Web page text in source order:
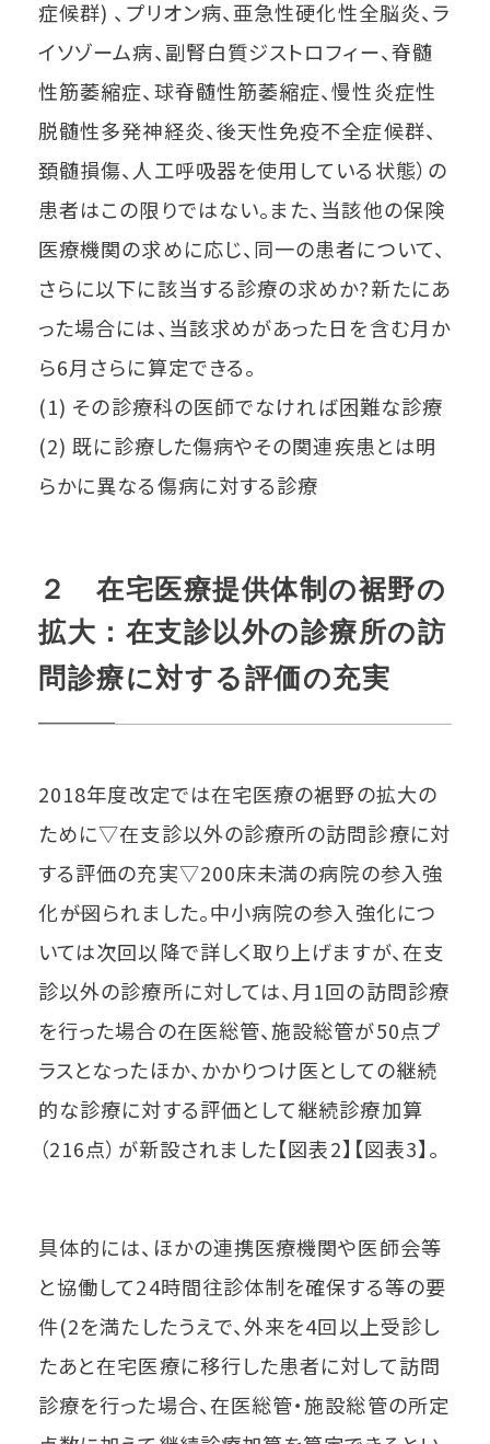
症候群) 、プリオン病、亜急性硬化性全脳炎、ラ
イソゾーム病、副腎白質ジストロフィー、脊髄
性筋萎縮症、球脊髄性筋萎縮症、慢性炎症性
脱髄性多発神経炎、後天性免疫不全症候群、
頚髄損傷、人工呼吸器を使用している状態）の
患者はこの限りではない。また、当該他の保険
医療機関の求めに応じ、同一の患者について、
さらに以下に該当する診療の求めか?新たにあ
った場合には、当該求めがあった日を含む月か
ら6月さらに算定できる。
(1) その診療科の医師でなければ困難な診療
(2) 既に診療した傷病やその関連疾患とは明
らかに異なる傷病に対する診療
２ 在宅医療提供体制の裾野の
拡大：在支診以外の診療所の訪
問診療に対する評価の充実
2018年度改定では在宅医療の裾野の拡大の
ために▽在支診以外の診療所の訪問診療に対
する評価の充実▽200床未満の病院の参入強
化――が図られました。中小病院の参入強化につ
いては次回以降で詳しく取り上げますが、在支
診以外の診療所に対しては、月1回の訪問診療
を行った場合の在医総管、施設総管が50点プ
ラスとなったほか、かかりつけ医としての継続
的な診療に対する評価として継続診療加算
（216点）が新設されました【図表2】【図表3】。
具体的には、ほかの連携医療機関や医師会等
と協働して24時間往診体制を確保する等の要
件(2を満たしたうえで、外来を4回以上受診し
たあと在宅医療に移行した患者に対して訪問
診療を行った場合、在医総管・施設総管の所定